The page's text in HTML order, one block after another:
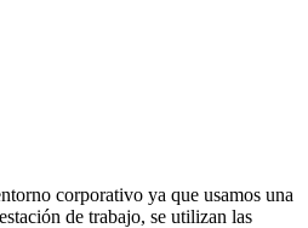
corporativo ya que usamos una
de trabajo, se utilizan las